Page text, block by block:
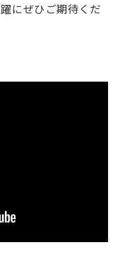
にぜひご期待くだ